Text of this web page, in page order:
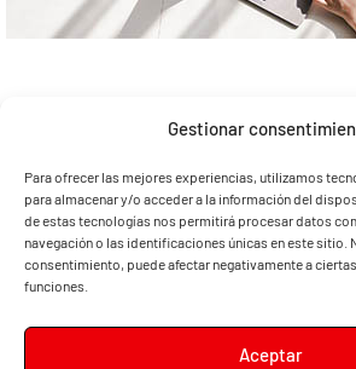
Gestionar
Para ofrecer las mejores experiencias, utilizamos
para almacenar y/o acceder a la información del
de estas tecnologías nos permitirá procesar datos
navegación o las identificaciones únicas en este sitio.
consentimiento, puede afectar negativamente a
funciones.
Aceptar